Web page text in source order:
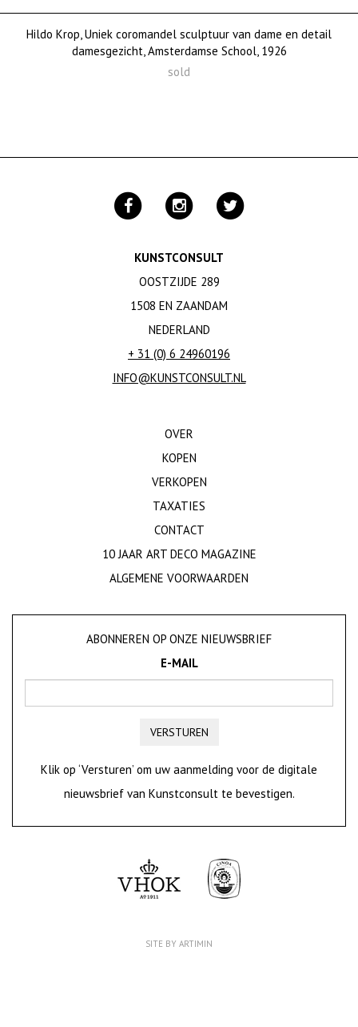
Hildo Krop, Uniek coromandel sculptuur van dame en detail
damesgezicht, Amsterdamse School, 1926
sold
KUNSTCONSULT
OOSTZIJDE 289
1508 EN ZAANDAM
NEDERLAND
+ 31 (0) 6 24960196
INFO@KUNSTCONSULT.NL
OVER
KOPEN
VERKOPEN
TAXATIES
CONTACT
10 JAAR ART DECO MAGAZINE
ALGEMENE VOORWAARDEN
ABONNEREN OP ONZE NIEUWSBRIEF
E-MAIL
VERSTUREN
Klik op ‘Versturen’ om uw aanmelding voor de digitale
nieuwsbrief van Kunstconsult te bevestigen.
SITE BY ARTIMIN